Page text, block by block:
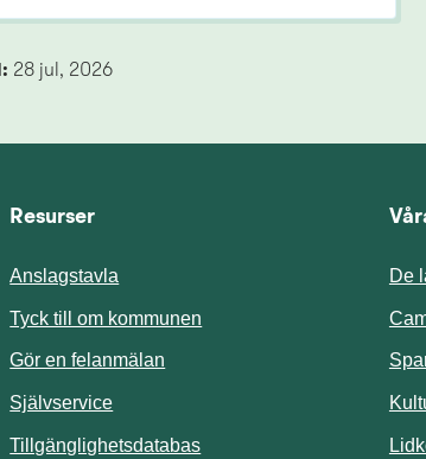
28 jul, 2026
Resurser
Anslagstavla
Tyck till om kommunen Länk till annan webbplats.
Gör en felanmälan
SjälvserviceLänk till annan webbplats.
TillgänglighetsdatabasLänk till annan webbplats.
De